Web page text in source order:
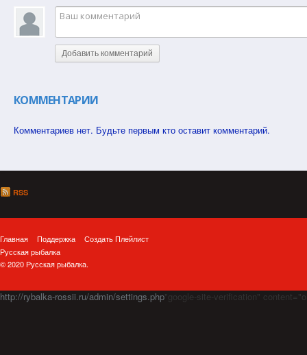
Добавить комментарий
КОММЕНТАРИИ
Комментариев нет. Будьте первым кто оставит комментарий.
RSS
Главная Поддержка
Создать Плейлист
Русская рыбалка
© 2020 Русская рыбалка.
http://rybalka-rossii.ru/admin/settings.php"google-site-verification"